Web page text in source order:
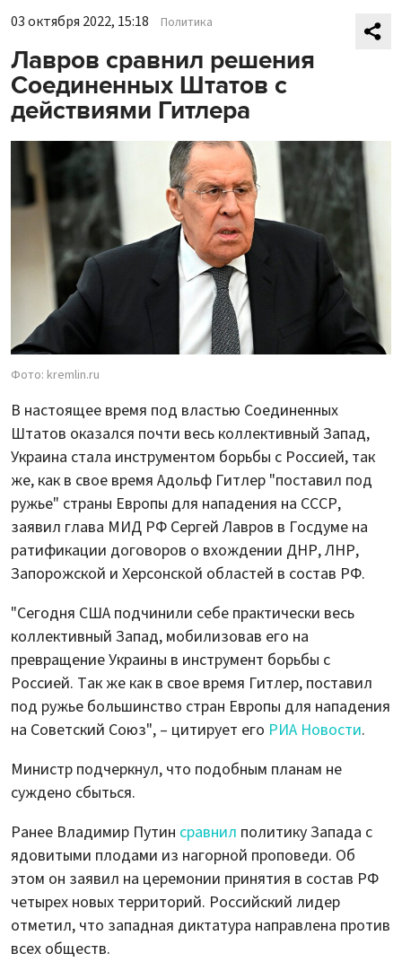
03 октября 2022, 15:18 Политика
Лавров сравнил решения
Соединенных Штатов с
действиями Гитлера
Фото: kremlin.ru
В настоящее время под властью Соединенных
Штатов оказался почти весь коллективный Запад,
Украина стала инструментом борьбы с Россией, так
же, как в свое время Адольф Гитлер "поставил под
ружье" страны Европы для нападения на СССР,
заявил глава МИД РФ Сергей Лавров в Госдуме на
ратификации договоров о вхождении ДНР, ЛНР,
Запорожской и Херсонской областей в состав РФ.
"Сегодня США подчинили себе практически весь
коллективный Запад, мобилизовав его на
превращение Украины в инструмент борьбы с
Россией. Так же как в свое время Гитлер, поставил
под ружье большинство стран Европы для нападения
на Советский Союз", – цитирует его РИА Новости.
Министр подчеркнул, что подобным планам не
суждено сбыться.
Ранее Владимир Путин сравнил политику Запада с
ядовитыми плодами из нагорной проповеди. Об
этом он заявил на церемонии принятия в состав РФ
четырех новых территорий. Российский лидер
отметил, что западная диктатура направлена против
всех обществ.